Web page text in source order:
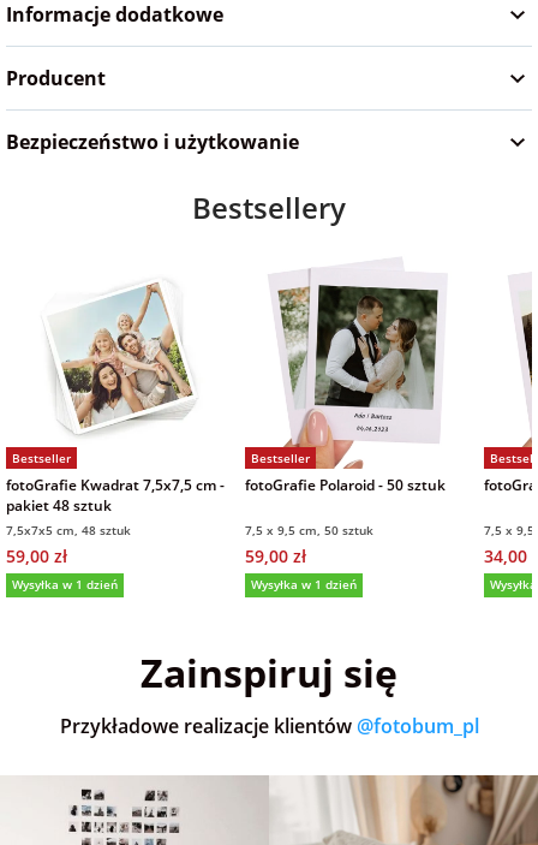
Informacje dodatkowe
Producent
Bezpieczeństwo i użytkowanie
Bestsellery
Bestseller
fotoGrafie Kwadrat 7,5x7,5 cm -
pakiet 48 sztuk
7,5x7x5 cm, 48 sztuk
59,00 zł
Wysyłka w 1 dzień
Bestseller
fotoGrafie Polaroid - 50 sztuk
7,5 x 9,5 cm, 50 sztuk
59,00 zł
Wysyłka w 1 dzień
7,5 x
34,00
Zainspiruj się
Przykładowe realizacje klientów @fotobum_pl